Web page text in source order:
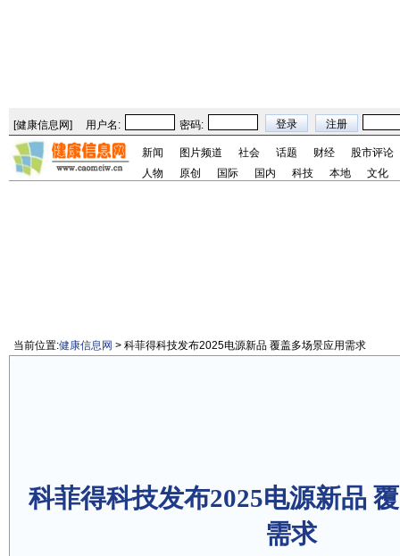
[健康信息网] 用户名: 密码:
新闻 图片频道 社会 话题 财经
股市评论
人物
原创 国际 国内 科技 本地 文化
当前位置:健康信息网 > 科菲得科技发布2025电源新品 覆盖多场景应用需求
科菲得科技发布2025电源新品
需求